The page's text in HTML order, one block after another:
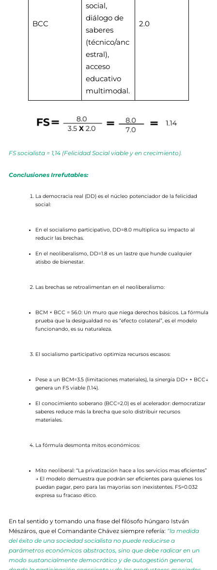
BCC
social,
diálogo de
saberes
(técnico/anc
estral),
acceso
educativo
multimodal.
2.0
FS socialista = 1,14 (Felicidad Social viable y en crecimiento).
Conclusiones Irrefutables:
La democracia real (DD) es el núcleo potenciador de la felicidad
social:
En el socialismo participativo, DD=8.0 multiplica su impacto al
reducir las brechas.
En el neoliberalismo, DD=1.8 es un lastre que hunde cualquier
atisbo de bienestar.
Las brechas se retroalimentan en el neoliberalismo:
BCM × BCC = 56.0: Un muro que niega derechos básicos. La fórmula
prueba que la desigualdad no es “efecto colateral”, es el modelo
funcionando, es su naturaleza.
El socialismo participativo optimiza recursos escasos:
Pese a un BCM=3.5 (limitaciones materiales), la sinergia DD↑ + BCC↓
genera un FS viable (1.14).
El conocimiento soberano (BCC=2.0) es el acelerador: democratizar
saberes reduce más la brecha que solo distribuir recursos
materiales.
La fórmula desmonta mitos económicos:
Mito neoliberal: “La privatización hace a los servicios mas eficientes”
→ El modelo demuestra que podrán ser eficientes para quienes los
puedan pagar, pero para las mayorías son inexistentes. FS=0.032
expresa su fracaso ético.
En tal sentido y tomando una frase del filósofo húngaro István
Mészáros, que el Comandante Chávez siempre refería: “la medida
del éxito de una sociedad socialista no puede reducirse a
parámetros económicos abstractos, sino que debe radicar en un
modo sustancialmente democrático y de autogestión general,